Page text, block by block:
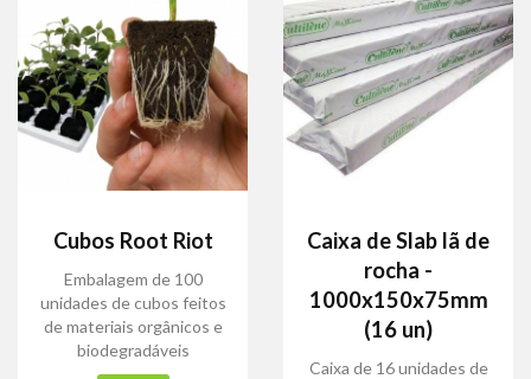
Cubos Root Riot
Embalagem de 100
unidades de cubos feitos
de materiais orgânicos e
biodegradáveis
Caixa de Slab lã de
rocha -
1000x150x75mm
(16 un)
Caixa de 16 unidades de